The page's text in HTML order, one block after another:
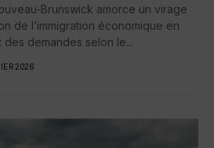
Brunswick amorce un virage
de l’immigration économique en
des demandes selon le...
2026